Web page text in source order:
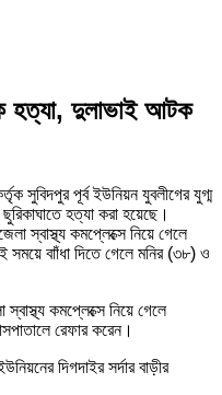
হত্যা, দুলাভাই আটক
সুবিদপুর পূর্ব ইউনিয়ন যুবলীগের যুগ্ম
হত্যা করা হয়েছে।
স্বাস্থ্য কমপ্লেক্সে নিয়ে গেলে
বাাঁধা দিতে গেলে মনির (৩৮) ও
কমপ্লেক্সে নিয়ে গেলে
রেফার করেন।
দিগদাইর সর্দার বাড়ীর